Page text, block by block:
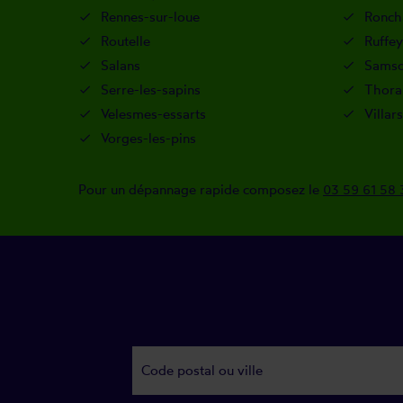
Rennes-sur-loue
Routelle
Salans
Serre-les-sapins
Velesmes-essarts
Vorges-les-pins
Pour un dépannage rapide composez le 03 59 61 58